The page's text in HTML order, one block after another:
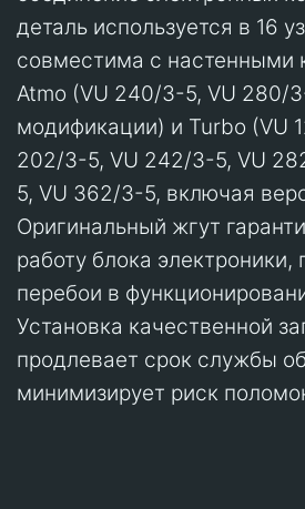
деталь используется в 16
совместима с настенными
Atmo (VU 240/3-5, VU 280/
модификации) и Turbo (VU
202/3-5, VU 242/3-5, VU
5, VU 362/3-5, включая
Оригинальный жгут
работу блока
перебои в
Установка качественной
продлевает срок службы
минимизирует риск